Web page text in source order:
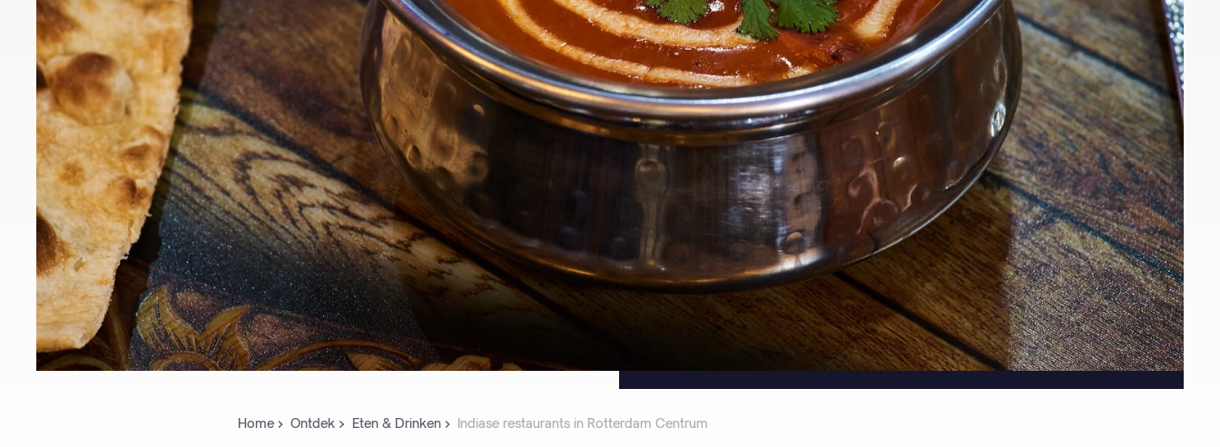
Home Ontdek Eten & Drinken Indiase restaurants in Rotterdam Centrum